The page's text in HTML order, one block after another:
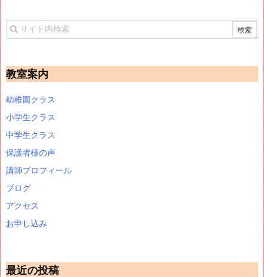
教室案内
幼稚園クラス
小学生クラス
中学生クラス
保護者様の声
講師プロフィール
ブログ
アクセス
お申し込み
最近の投稿